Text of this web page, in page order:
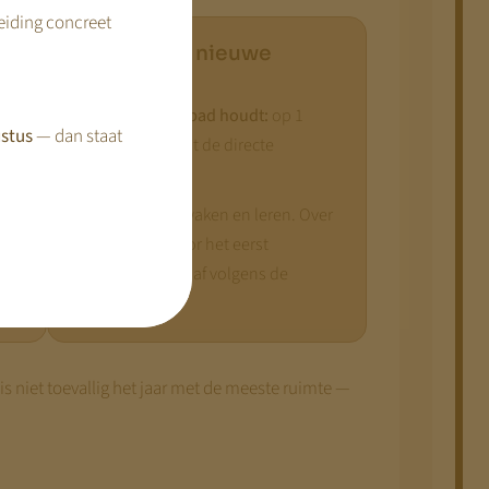
2029 — het nieuwe
Vast, als het tijdpad houdt: op 1
januari 2029 gaat de directe
bewaken en leren. Over
dit jaar leg je voor het eerst
verantwoording af volgens de
niet toevallig het jaar met de meeste ruimte —
concreet
— dan staat